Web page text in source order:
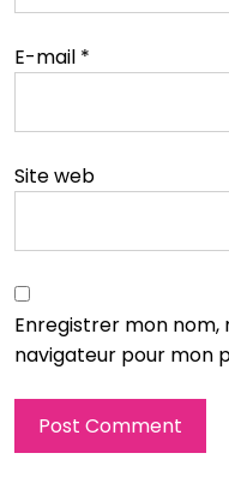
E-mail *
Site web
Enregistrer mon
navigateur pour mon